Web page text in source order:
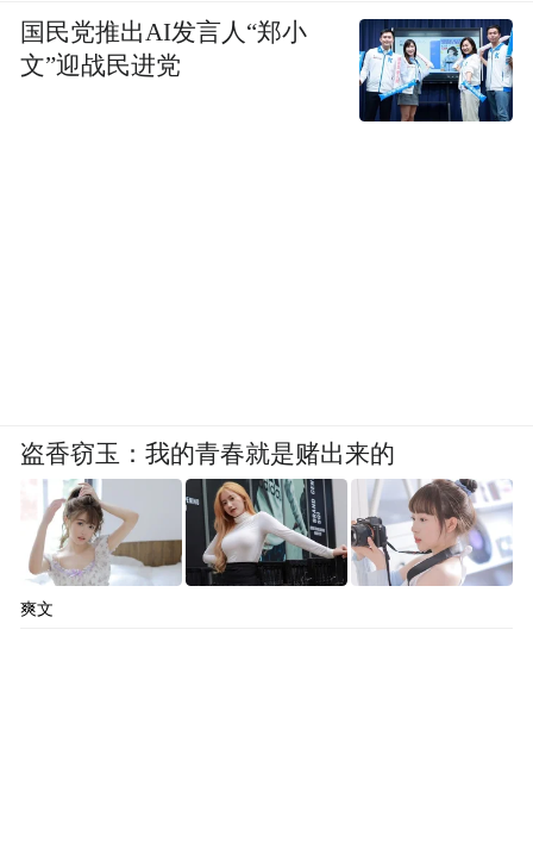
国民党推出AI发言人“郑小
文”迎战民进党
盗香窃玉：我的青春就是赌出来的
爽文